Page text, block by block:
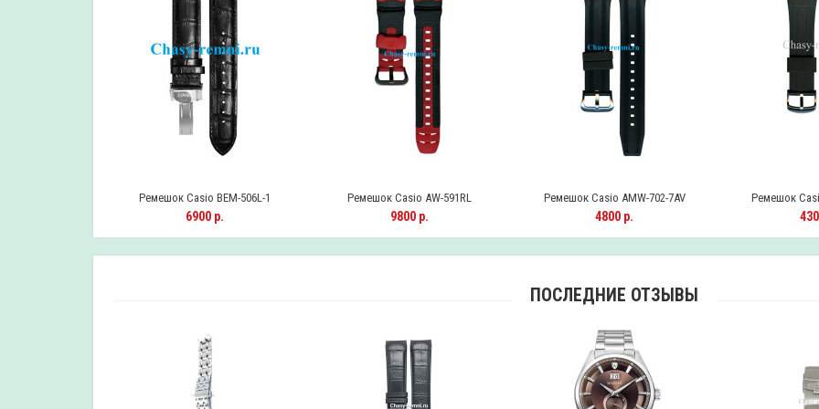
Ремешок Casio BEM-506L-1
6900 р.
Ремешок Casio AW-591RL
9800 р.
Ремешок Casio AMW-702-7AV
4800 р.
Ремешок
ПОСЛЕДНИЕ ОТЗЫВЫ